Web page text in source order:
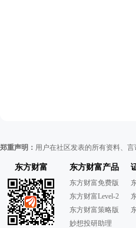
郑重声明： 用户在社区发表的所有资料、
东方财富 东方财富产品
东方财富免费版
东方财富Level-2
东方财富策略版
妙想投研助理